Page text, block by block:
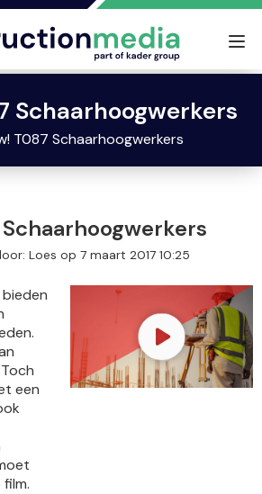
Schaarhoogwerkers
T087 Schaarhoogwerkers
Loes op 7 maart 2017 10:25
een